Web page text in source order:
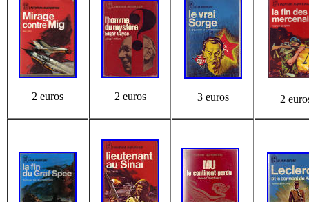
2 euros 2 euros 3 euros 2